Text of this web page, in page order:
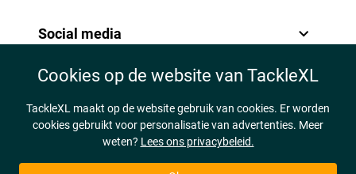
Social media
Cookies op de website van TackleXL
TackleXL maakt op de website gebruik van cookies. Er worden
cookies gebruikt voor personalisatie van advertenties. Meer
weten? Lees ons privacybeleid.